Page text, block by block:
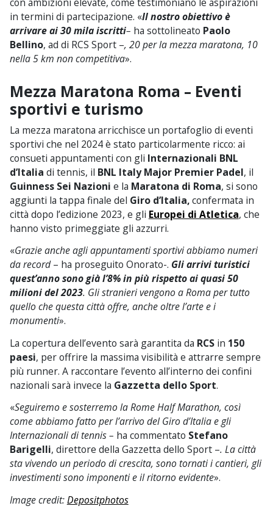
in termini di partecipazione. «Il nostro obiettivo è
arrivare ai 30 mila iscritti– ha sottolineato Paolo
Bellino, ad di RCS Sport –, 20 per la mezza maratona, 10
nella 5 km non competitiva».
Mezza Maratona Roma – Eventi
sportivi e turismo
La mezza maratona arricchisce un portafoglio di eventi
sportivi che nel 2024 è stato particolarmente ricco: ai
consueti appuntamenti con gli Internazionali BNL
d’Italia di tennis, il BNL Italy Major Premier Padel, il
Guinness Sei Nazioni e la Maratona di Roma, si sono
aggiunti la tappa finale del Giro d’Italia,confermata in
città dopo l’edizione 2023, e gli Europei di Atletica, che
hanno visto primeggiate gli azzurri.
«Grazie anche agli appuntamenti sportivi abbiamo numeri
da record– ha proseguito Onorato-. Gli arrivi turistici
quest’anno sono già l’8% in più rispetto ai quasi 50
milioni del 2023. Gli stranieri vengono a Roma per tutto
quello che questa città offre, anche oltre l’arte e i
monumenti».
La copertura dell’evento sarà garantita da RCSin 150
paesi, per offrire la massima visibilità e attrarre sempre
più runner. A raccontare l’evento all’interno dei confini
nazionali sarà invece la Gazzetta dello Sport.
«Seguiremo e sosterremo la Rome Half Marathon, così
come abbiamo fatto per l’arrivo del Giro d’Italia e gli
Internazionali di tennis – ha commentato Stefano
Barigelli, direttore della Gazzetta dello Sport –. La città
sta vivendo un periodo di crescita, sono tornati i cantieri, gli
investimenti sono imponenti e il ritorno evidente».
Image credit:Depositphotos